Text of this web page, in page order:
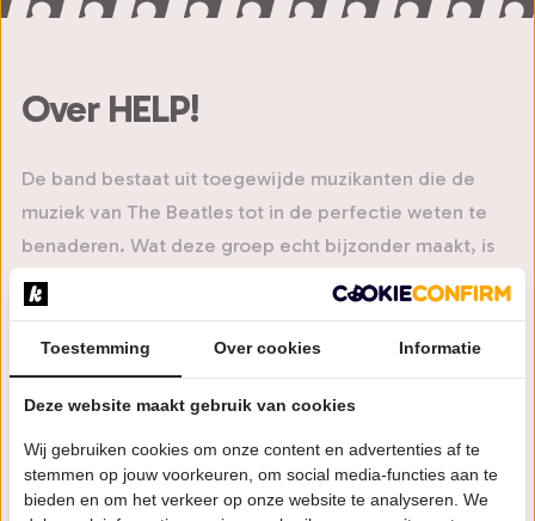
Over HELP!
De band bestaat uit toegewijde muzikanten die de
muziek van The Beatles tot in de perfectie weten te
benaderen. Wat deze groep echt bijzonder maakt, is
hun ongeëvenaarde oog voor detail.
van The Beatles tot leven. Klassiekers zoals ‘Can’t Buy
Your Hand’, ‘Here Comes the Sun’, ‘Let It Be’ en ‘Hey
Jude’ ontbreken uiteraard niet. Het repertoire omvat
Toestemming Over cookies Informatie
Deze website maakt gebruik van cookies
Wij gebruiken cookies om onze content en advertenties af te
stemmen op jouw voorkeuren, om social media-functies aan te
bieden en om het verkeer op onze website te analyseren. We